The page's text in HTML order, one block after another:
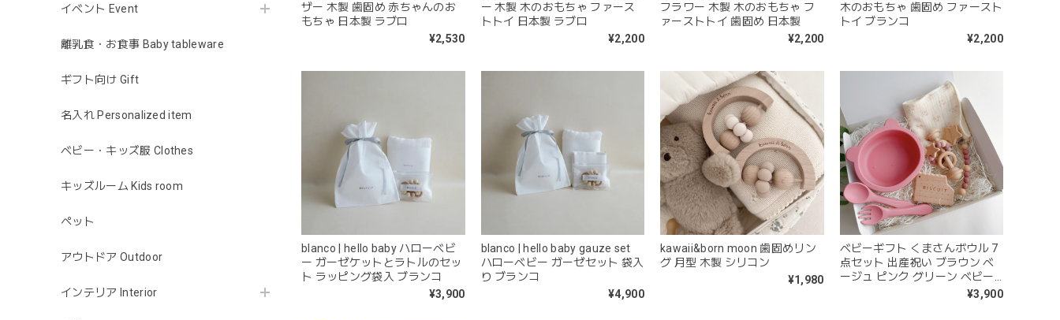
イベント Event
離乳食・お食事 Baby tableware
ギフト向け Gift
名入れ Personalized item
ベビー・キッズ服 Clothes
キッズルーム Kids room
ペット
アウトドア Outdoor
インテリア Interior
ザー 木製 歯固め 赤ちゃんのお
もちゃ 日本製 ラブロ
¥2,530
ー 木製 木のおもちゃ ファース
トトイ 日本製 ラブロ
¥2,200
フラワー 木製 木のおもちゃ フ
ァーストトイ 歯固め 日本製
¥2,200
木のおもちゃ 歯固め ファースト
トイ ブランコ
¥2,200
blanco | hello baby ハローベビ
ー ガーゼケットとラトルのセッ
ト ラッピング袋入 ブランコ
¥3,900
blanco | hello baby gauze set
ハローベビー ガーゼセット 袋入
り ブランコ
¥4,900
kawaii&born moon 歯固めリン
グ 月型 木製 シリコン
¥1,980
ベビーギフト くまさんボウル 7
点セット 出産祝い ブラウン ベ
ージュ ピンク グリーン ベビー
¥3,900